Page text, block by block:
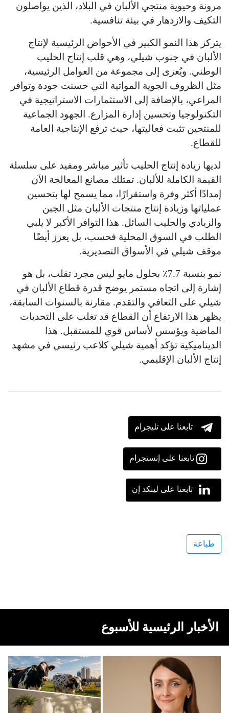
مرونة وحيوية منتجي الألبان في البلاد، الذين يواصلون
التكيف والازدهار في بيئة تنافسية.
يتركز هذا النمو الكبير في الأحواض الرئيسية لإنتاج
الألبان في جنوب شيلي، وهي قلب إنتاج الحليب
الوطني. ويُعزى إلى مجموعة من العوامل الرئيسية،
مثل الظروف الجوية المواتية التي حسنت جودة وتوافر
المراعي، بالإضافة إلى الاستثمارات الاستراتيجية في
التكنولوجيا وتحسين إدارة المزارع. الجهود الجماعية
للمنتجين تثبت فعاليتها، حيث ترفع الإنتاجية العامة
للقطاع.
لديها زيادة إنتاج الحليب تأثير مباشر ومفيد على سلسلة
القيمة الكاملة للألبان. تمتلك مصانع المعالجة الآن
إمدادًا أكثر وفرة واستقرارًا، مما يسمح لها بتحسين
عملياتها وزيادة إنتاج منتجات الألبان مثل الجبن
والزبادي والحليب السائل. هذا التوافر الأكبر لا يلبي
الطلب في السوق المحلية فحسب، بل يعزز أيضًا
موقف شيلي في الأسواق التصديرية.
نمو بنسبة 7.7٪ بحلول مايو ليس مجرد تقلب، بل هو
إشارة إلى اتجاه مستمر يوضح قدرة قطاع الألبان في
شيلي على التعافي والتقدم. مقارنة بالسنوات السابقة،
يظهر هذا الارتفاع أن القطاع قد تغلب على التحديات
الماضية ويؤسس لأساس قوي للمستقبل. هذا
الديناميكية تؤكد أهمية شيلي كلاعب رئيسي في مشهد
إنتاج الألبان الإقليمي.
تابعنا على تليجرام
تابعنا على إنستجرام
تابعنا على لينكد إن
طباعة
الأخبار الرئيسية للأسبوع